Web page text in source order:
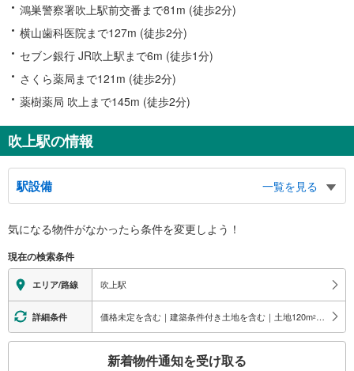
鴻巣警察署吹上駅前交番まで81m (徒歩2分)
横山歯科医院まで127m (徒歩2分)
セブン銀行 JR吹上駅まで6m (徒歩1分)
さくら薬局まで121m (徒歩2分)
薬樹薬局 吹上まで145m (徒歩2分)
吹上駅の情報
駅設備
一覧を見る
※段差なしでの移動経路
地上⇔改札⇔ホーム：○
エレベータ
・各ホーム⇔改札
・改札⇔北口
・改札⇔南口
エスカレータ
気になる物件がなかったら条件を変更しよう！
現在の検索条件
エリア/路線 吹上駅
詳細条件 価格未定を含む｜建築条件付き土地を含む｜土地120m2 以上
新着物件通知を受け取る